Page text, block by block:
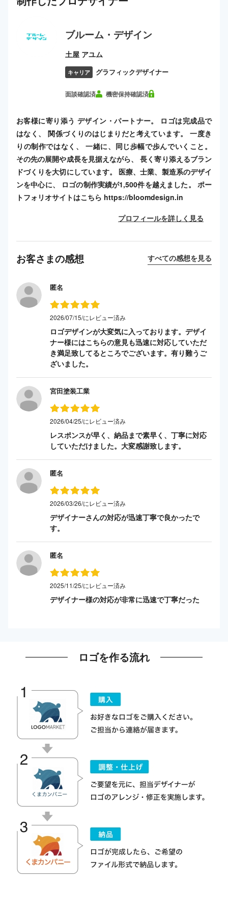
ブルーム・デザイン
土屋 アユム
キャリア グラフィックデザイナー
面談確認済 機密保持確認済
お客様に寄り添う デザイン・パートナー。 ロゴは完成品で
はなく、 関係づくりのはじまりだと考えています。 一度き
りの制作ではなく、 一緒に、同じ歩幅で歩んでいくこと。
その先の展開や成長を見据えながら、 長く寄り添えるブラン
ドづくりを大切にしています。 医療、士業、製造系のデザイ
ンを中心に、 ロゴの制作実績が1,500件を越えました。 ポー
トフォリオサイトはこちら https://bloomdesign.in
プロフィールを詳しく見る
お客さまの感想 すべての感想を見る
匿名
2026/07/15/にレビュー済み
ロゴデザインが大変気に入っております。デザイ
ナー様にはこちらの意見も迅速に対応していただ
き満足致してるところでございます。有り難うご
ざいました。
宮田塗装工業
2026/04/25/にレビュー済み
レスポンスが早く、納品まで素早く、丁寧に対応
していただけました。大変感謝致します。
匿名
2026/03/26/にレビュー済み
デザイナーさんの対応が迅速丁寧で良かったで
す。
匿名
2025/11/25/にレビュー済み
デザイナー様の対応が非常に迅速で丁寧だった
ロゴを作る流れ